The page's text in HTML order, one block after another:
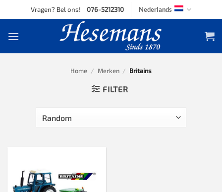
to
Vragen? Bel ons! 076-5212310 Nederlands
Home / Merken / Britains
FILTER